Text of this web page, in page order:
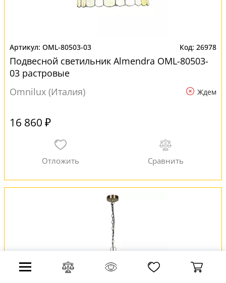
OML-80503-03 26978
Подвесной светильник Almendra OML-80503-
03 растровые
Omnilux (Италия)
Ждем
16 860 ₽